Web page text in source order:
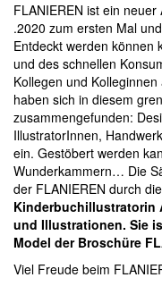
FLANIEREN ist ein neuer
.2020 zum ersten Mal
Entdeckt werden können
und des schnellen
Kollegen und
haben sich in diesem
zusammengefunden:
IllustratorInnen,
ein. Gestöbert werden
Wunderkammern… Die
der FLANIEREN durch
Kinderbuchillustratorin
und Illustrationen. Sie
Model der Broschüre
Viel Freude beim